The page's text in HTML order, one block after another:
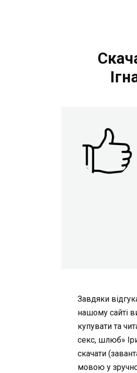
Завдяки
нашому сайті
купувати та
секс, шлюб»
скачати
мовою у